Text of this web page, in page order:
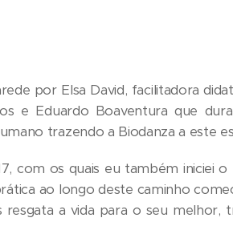
por Elsa David, facilitadora
e Eduardo Boaventura que
trazendo a Biodanza a este
com os quais eu também iniciei
ao longo deste caminho
a vida para o seu melhor,